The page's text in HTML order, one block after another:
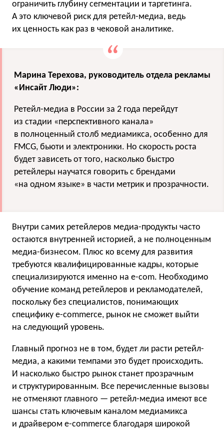
ограничить глубину сегментации и таргетинга.
А это ключевой риск для ретейл-медиа, ведь
их ценность как раз в чековой аналитике.
Марина Терехова, руководитель отдела рекламы
«Инсайт Люди»:
Ретейл-медиа в России за 2 года перейдут
из стадии «перспективного канала»
в полноценный столб медиамикса, особенно для
FMCG, бьюти и электроники. Но скорость роста
будет зависеть от того, насколько быстро
ретейлеры научатся говорить с брендами
«на одном языке» в части метрик и прозрачности.
Внутри самих ретейлеров медиа-продукты часто
остаются внутренней историей, а не полноценным
медиа-бизнесом. Плюс ко всему для развития
требуются квалифицированные кадры, которые
специализируются именно на e-com. Необходимо
обучение команд ретейлеров и рекламодателей,
поскольку без специалистов, понимающих
специфику e-commerce, рынок не сможет выйти
на следующий уровень.
Главный прогноз не в том, будет ли расти ретейл-
медиа, а какими темпами это будет происходить.
И насколько быстро рынок станет прозрачным
и структурированным. Все перечисленные вызовы
не отменяют главного — ретейл-медиа имеют все
шансы стать ключевым каналом медиамикса
и драйвером e-commerce благодаря широкой